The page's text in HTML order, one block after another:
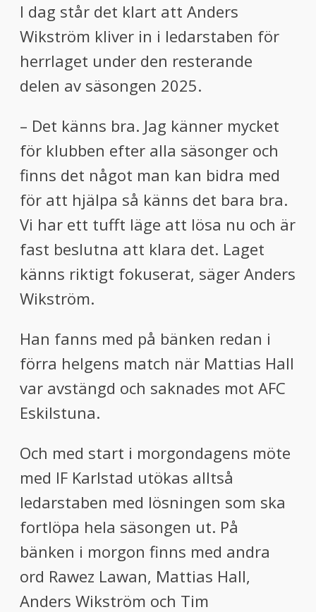
I dag står det klart att Anders
Wikström kliver in i ledarstaben för
herrlaget under den resterande
delen av säsongen 2025.
– Det känns bra. Jag känner mycket
för klubben efter alla säsonger och
finns det något man kan bidra med
för att hjälpa så känns det bara bra.
Vi har ett tufft läge att lösa nu och är
fast beslutna att klara det. Laget
känns riktigt fokuserat, säger Anders
Wikström.
Han fanns med på bänken redan i
förra helgens match när Mattias Hall
var avstängd och saknades mot AFC
Eskilstuna.
Och med start i morgondagens möte
med IF Karlstad utökas alltså
ledarstaben med lösningen som ska
fortlöpa hela säsongen ut. På
bänken i morgon finns med andra
ord Rawez Lawan, Mattias Hall,
Anders Wikström och Tim